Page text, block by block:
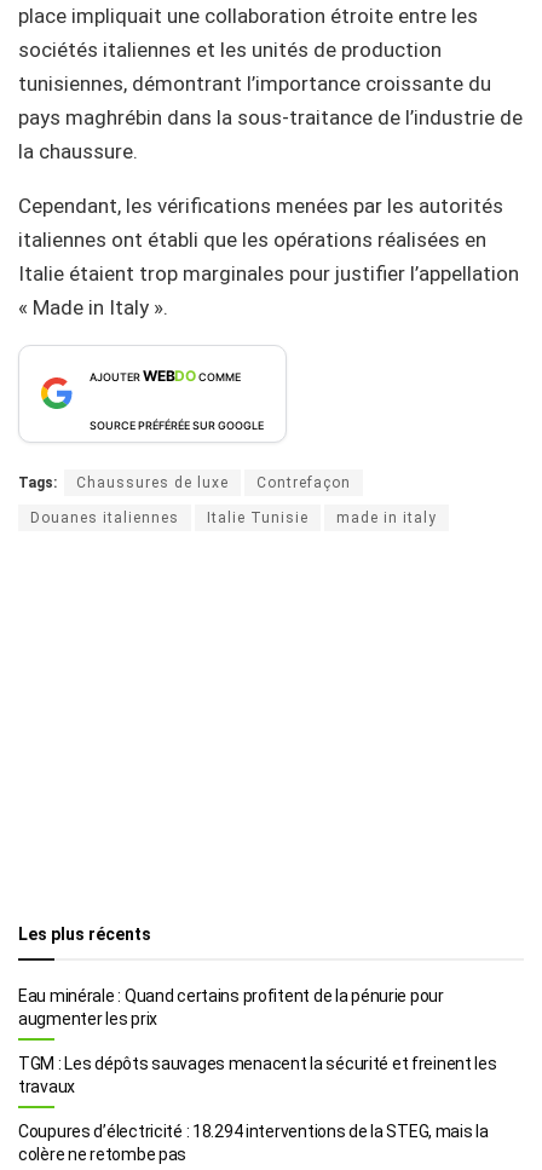
place impliquait une collaboration étroite entre les
sociétés italiennes et les unités de production
tunisiennes, démontrant l’importance croissante du
pays maghrébin dans la sous-traitance de l’industrie de
la chaussure.
Cependant, les vérifications menées par les autorités
italiennes ont établi que les opérations réalisées en
Italie étaient trop marginales pour justifier l’appellation
« Made in Italy ».
AJOUTERWEBDOCOMME
SOURCE PRÉFÉRÉE SUR GOOGLE
Tags: Chaussures de luxe Contrefaçon
Douanes italiennes Italie Tunisie made in italy
Les plus récents
Eau minérale : Quand certains profitent de la pénurie pour
augmenter les prix
TGM : Les dépôts sauvages menacent la sécurité et freinent les
travaux
Coupures d’électricité : 18.294 interventions de la STEG, mais la
colère ne retombe pas